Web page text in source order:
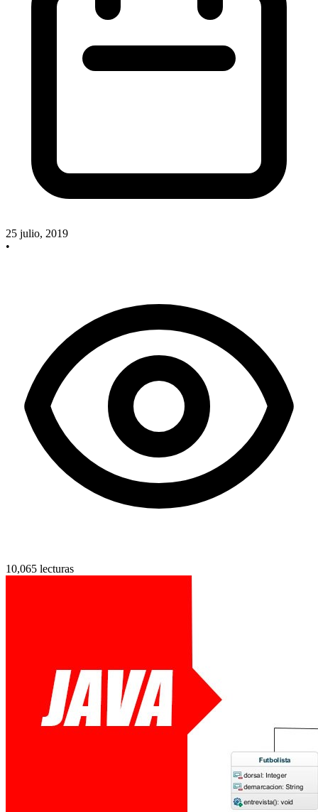
25 julio, 2019
•
10,065 lecturas